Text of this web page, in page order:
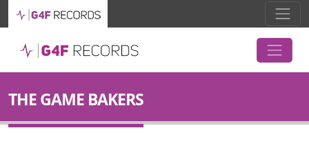
THE GAME BAKERS